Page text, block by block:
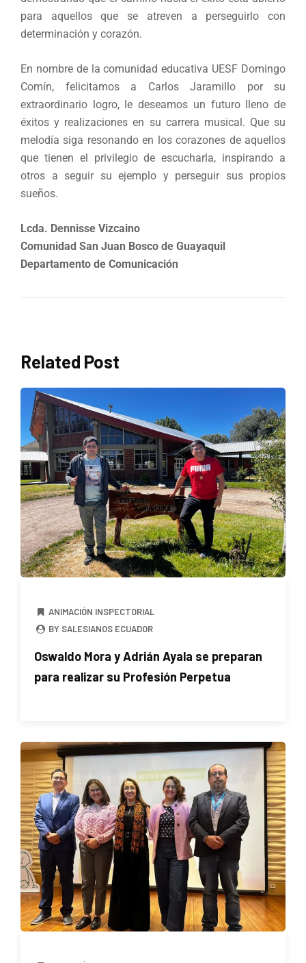
para aquellos que se atreven a perseguirlo con
determinación y corazón.
En nombre de la comunidad educativa UESF Domingo
Comín, felicitamos a Carlos Jaramillo por su
extraordinario logro, le deseamos un futuro lleno de
éxitos y realizaciones en su carrera musical. Que su
melodía siga resonando en los corazones de aquellos
que tienen el privilegio de escucharla, inspirando a
otros a seguir su ejemplo y perseguir sus propios
sueños.
Lcda. Dennisse Vizcaino
Comunidad San Juan Bosco de Guayaquil
Departamento de Comunicación
Related Post
ANIMACIÓN INSPECTORIAL
BY SALESIANOS ECUADOR
Oswaldo Mora y Adrián Ayala se preparan
para realizar su Profesión Perpetua